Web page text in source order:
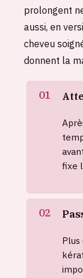
prolongent
aussi, en
cheveu
donnent la
fixe
Plus